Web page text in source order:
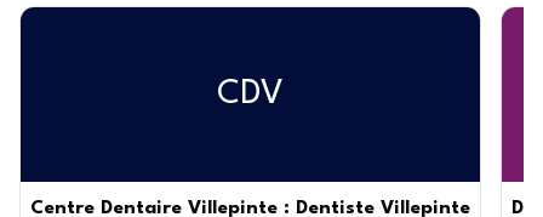
CDV
Centre Dentaire Villepinte : Dentiste Villepinte Dr